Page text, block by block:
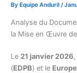
By Equipe Anduril/
Analyse du
la Mise en Œuvre
Le 21 janvier 2026
(EDPB) et le